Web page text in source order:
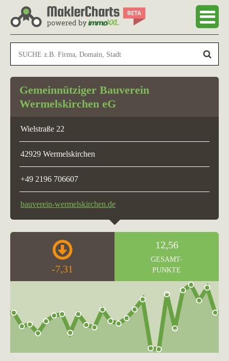
Gemeinnütziger Bauverein
Wermelskirchen eG
Wielstraße 22
42929 Wermelskirchen
+49 2196 706607
bauverein-wermelskirchen.de
-7,31
12,56
GESAMT-
PUNKTE